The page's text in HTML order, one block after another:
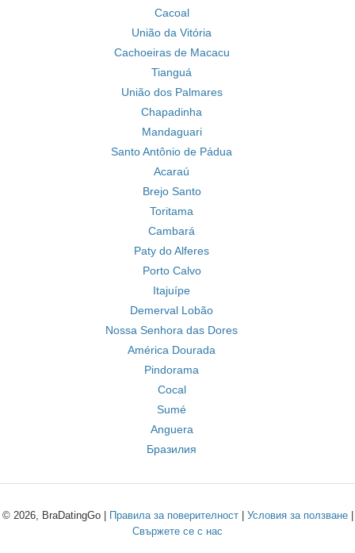
Cacoal
União da Vitória
Cachoeiras de Macacu
Tianguá
União dos Palmares
Chapadinha
Mandaguari
Santo Antônio de Pádua
Acaraú
Brejo Santo
Toritama
Cambará
Paty do Alferes
Porto Calvo
Itajuípe
Demerval Lobão
Nossa Senhora das Dores
América Dourada
Pindorama
Cocal
Sumé
Anguera
Бразилия
© 2026, BraDatingGo | Правила за поверителност| Условия за ползване|
Свържете се с нас